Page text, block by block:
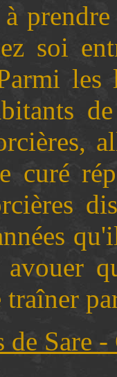
soi
les
curé
traîner
de Sare